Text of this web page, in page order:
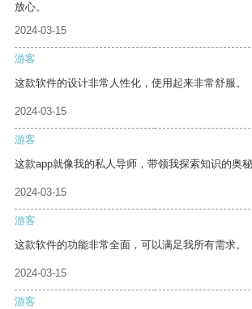
放心。
2024-03-15
游客
这款软件的设计非常人性化，使用起来非常舒服。
2024-03-15
游客
这款app就像我的私人导师，带领我探索知识的奥秘
2024-03-15
游客
这款软件的功能非常全面，可以满足我所有需求。
2024-03-15
游客